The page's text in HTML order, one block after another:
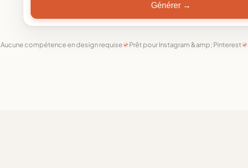
Générer →
Aucune compétence en design requise Prêt pour Instagram &amp; Pinterest